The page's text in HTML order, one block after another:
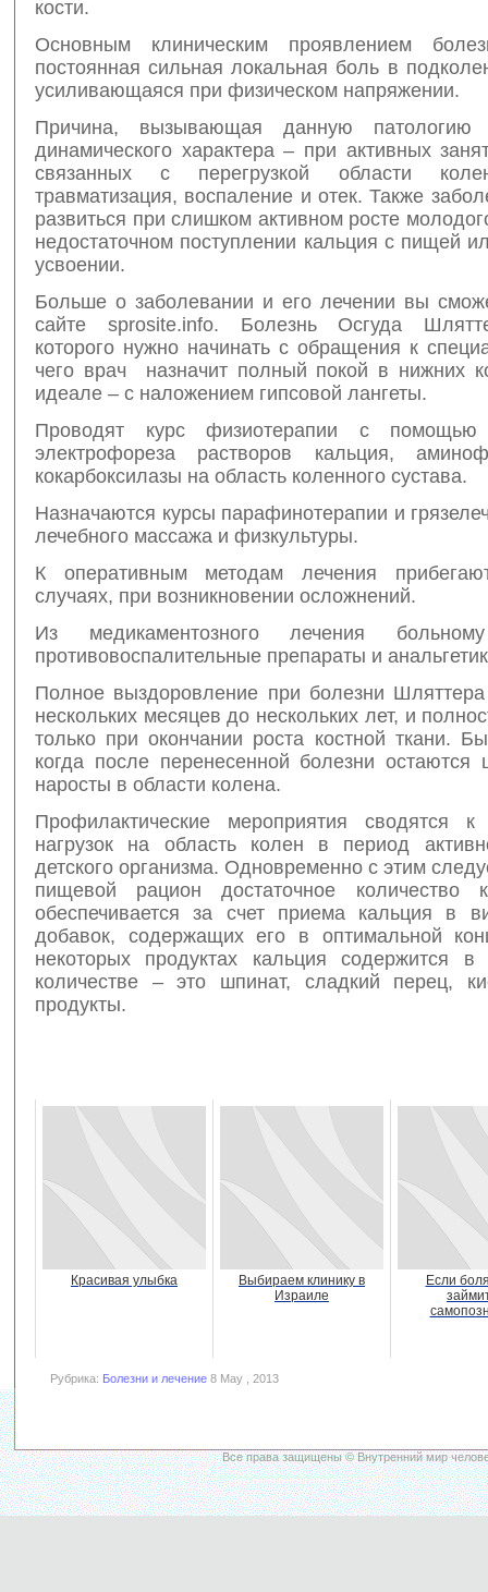
кости.
Основным клиническим проявлением
постоянная сильная локальная боль в
усиливающаяся при физическом напряжении.
Причина, вызывающая данную патологию
динамического характера – при активных
связанных с перегрузкой области
травматизация, воспаление и отек. Также
развиться при слишком активном росте
недостаточном поступлении кальция с пищей
усвоении.
Больше о заболевании и его лечении вы
сайте sprosite.info. Болезнь Осгуда
которого нужно начинать с обращения к
чего врач назначит полный покой в нижних
идеале – с наложением гипсовой лангеты.
Проводят курс физиотерапии с помощью
электрофореза растворов кальция,
кокарбоксилазы на область коленного сустава.
Назначаются курсы парафинотерапии и
лечебного массажа и физкультуры.
К оперативным методам лечения
случаях, при возникновении осложнений.
Из медикаментозного лечения
противовоспалительные препараты и
Полное выздоровление при болезни
нескольких месяцев до нескольких лет, и
только при окончании роста костной ткани.
когда после перенесенной болезни остаются
наросты в области колена.
Профилактические мероприятия сводятся к
нагрузок на область колен в период
детского организма. Одновременно с этим
пищевой рацион достаточное количество
обеспечивается за счет приема кальция в
добавок, содержащих его в оптимальной
некоторых продуктах кальция содержится в
количестве – это шпинат, сладкий перец,
продукты.
Красивая улыбка
Выбираем клинику в
Израиле
Если
Рубрика: Болезни и лечение 8 May , 2013
Все права защищены © Внутренний мир